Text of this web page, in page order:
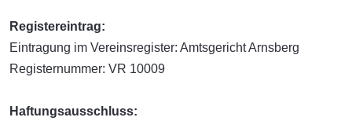
Registereintrag:
Eintragung im Vereinsregister: Amtsgericht Arnsberg
Registernummer: VR 10009
Haftungsausschluss: